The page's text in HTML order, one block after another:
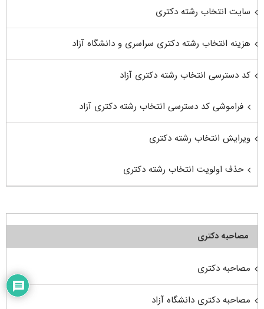
سایت انتخاب رشته دکتری
هزینه انتخاب رشته دکتری سراسری و دانشگاه آزاد
کد دسترسی انتخاب رشته دکتری آزاد
فراموشی کد دسترسی انتخاب رشته دکتری آزاد
ویرایش انتخاب رشته دکتری
حذف اولویت انتخاب رشته دکتری
مصاحبه دکتری
مصاحبه دکتری
مصاحبه دکتری دانشگاه آزاد